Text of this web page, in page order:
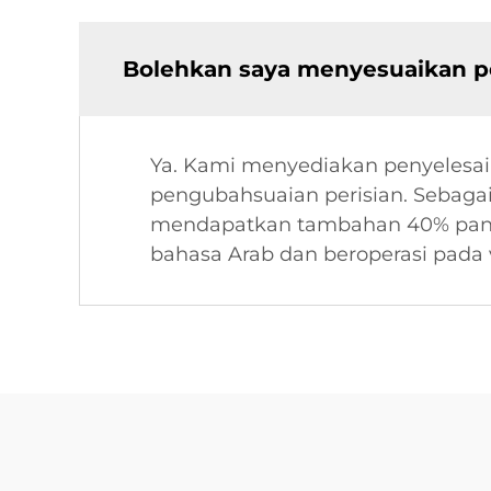
Bolehkan saya menyesuaikan
Ya. Kami menyediakan
pengubahsuaian perisian.
mendapatkan tambahan 40%
bahasa Arab dan beroperasi